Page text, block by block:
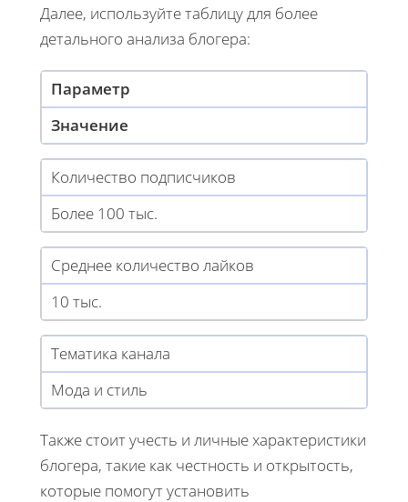
Далее, используйте таблицу для более
детального анализа блогера:
Параметр
Значение
Количество подписчиков
Более 100 тыс.
Среднее количество лайков
10 тыс.
Тематика канала
Мода и стиль
Также стоит учесть и личные характеристики
блогера, такие как честность и открытость,
которые помогут установить